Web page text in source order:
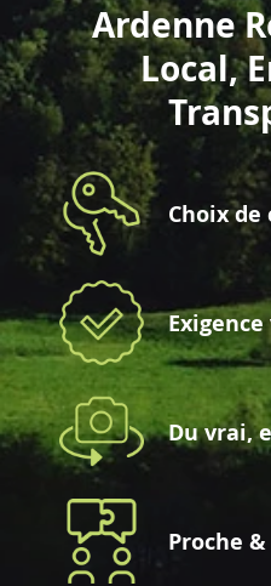
Ardenne
Local,
Choix de
Du vrai,
Proche